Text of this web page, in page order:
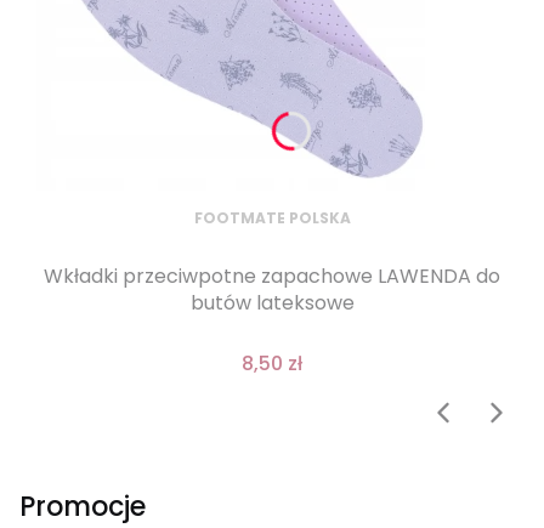
FOOTMATE POLSKA
Wkładki przeciwpotne zapachowe LAWENDA do
butów lateksowe
8,50 zł
Promocje